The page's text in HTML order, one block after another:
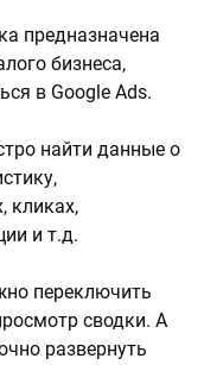
предназначена
бизнеса,
в Google Ads.
найти данные о
кликах,
и т.д.
переключить
сводки. А
развернуть